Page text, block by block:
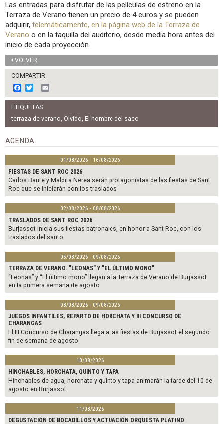
Las entradas para disfrutar de las películas de estreno en la
Terraza de Verano tienen un precio de 4 euros y se pueden
adquirir,telemáticamente, en la página web de la Terraza de
Verano o en la taquilla del auditorio, desde media hora antes del
inicio de cada proyección.
VOLVER
COMPARTIR
F
a
c
e
b
o
o
k
w
i
t
t
e
m
a
l
ETIQUETAS
terraza de verano, Olvido, El hombre del saco
AGENDA
01/08/2026 - 16/08/2026
FIESTAS DE SANT ROC 2026
Carlos Baute y Maldita Nerea serán protagonistas de las fiestas de Sant
Roc que se iniciarán con los traslados
02/08/2026 - 08/08/2026
TRASLADOS DE SANT ROC 2026
Burjassot inicia sus fiestas patronales, en honor a Sant Roc, con los
traslados del santo
05/08/2026 - 09/08/2026
TERRAZA DE VERANO. "LEONAS" Y "EL ÚLTIMO MONO"
“Leonas” y “El último mono” llegan a la Terraza de Verano de Burjassot
en la primera semana de agosto
08/08/2026 - 09/08/2026
JUEGOS INFANTILES, REPARTO DE HORCHATA Y III CONCURSO DE
CHARANGAS
El III Concurso de Charangas llega a las fiestas de Burjassot el segundo
fin de semana de agosto
10/08/2026
HINCHABLES, HORCHATA, QUINTO Y TAPA
Hinchables de agua, horchata y quinto y tapa animarán la tarde del 10 de
agosto en Burjassot
11/08/2026
DEGUSTACIÓN DE BOCADILLOS Y ACTUACIÓN ORQUESTA PLATINO